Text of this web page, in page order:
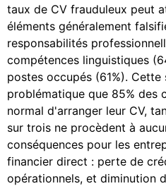
taux de CV frauduleux peut
éléments généralement
responsabilités
compétences linguistiques
postes occupés (61%).
problématique que 85% des
normal d'arranger leur CV,
sur trois ne procèdent à
conséquences pour les
financier direct : perte de
opérationnels, et diminution